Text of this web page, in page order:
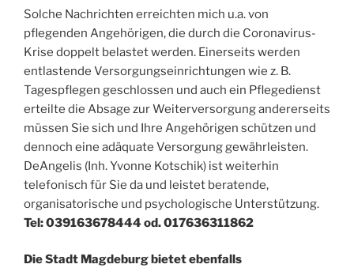
Solche Nachrichten erreichten mich u.a. von
pflegenden Angehörigen, die durch die Coronavirus-
Krise doppelt belastet werden. Einerseits werden
entlastende Versorgungseinrichtungen wie z. B.
Tagespflegen geschlossen und auch ein Pflegedienst
erteilte die Absage zur Weiterversorgung andererseits
müssen Sie sich und Ihre Angehörigen schützen und
dennoch eine adäquate Versorgung gewährleisten.
DeAngelis (Inh. Yvonne Kotschik) ist weiterhin
telefonisch für Sie da und leistet beratende,
organisatorische und psychologische Unterstützung.
Tel: 039163678444 od. 017636311862
Die Stadt Magdeburg bietet ebenfalls